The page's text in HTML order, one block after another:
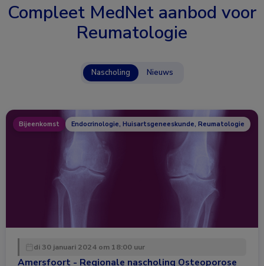
Compleet MedNet aanbod voor
Reumatologie
Nascholing Nieuws
Bijeenkomst Endocrinologie, Huisartsgeneeskunde, Reumatologie
di 30 januari 2024 om 18:00 uur
Amersfoort - Regionale nascholing Osteoporose